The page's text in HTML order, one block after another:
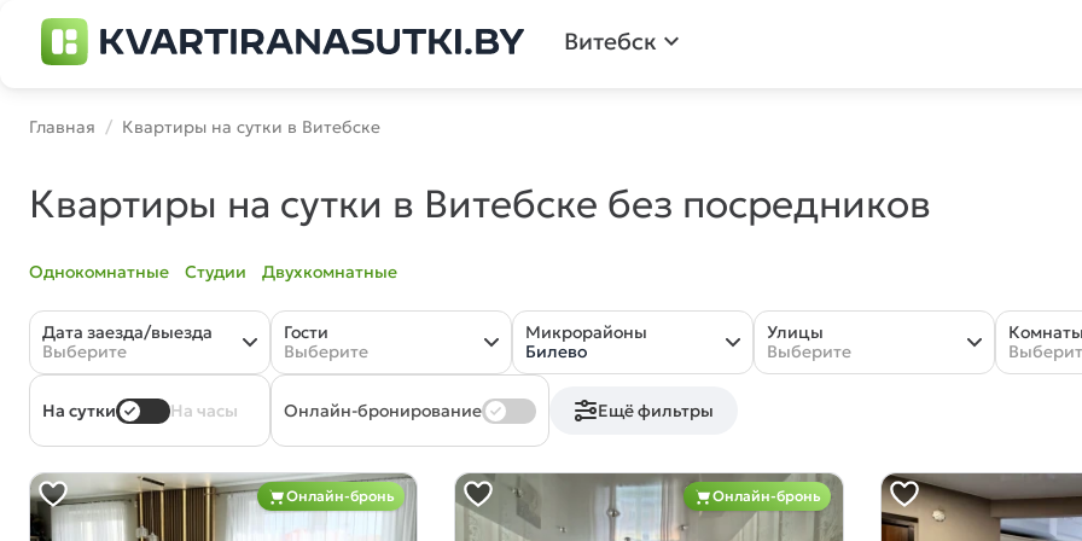
Витебск expand_more
Главная Квартиры на сутки в Витебске
Квартиры на сутки в Витебске без посредников
Однокомнатные Студии Двухкомнатные
Дата заезда/выезда
Выберите
Гости
Выберите
Микрорайоны
Билево
Улицы
Выберите
Комнаты
На сутки На часы Онлайн-бронирование Ещё фильтры
Онлайн-бронь Онлайн-бронь